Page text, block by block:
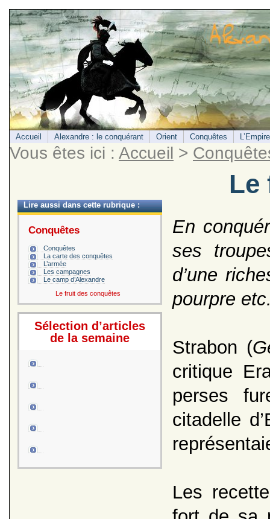
Accueil Alexandre : le conquérant Orient Conquêtes L’Empire
Vous êtes ici : Accueil >
Lire aussi dans cette rubrique :
Conquêtes
Conquêtes
La carte des conquêtes
L’armée
Les campagnes
Le camp d’Alexandre
Le fruit des conquêtes
Sélection d’articles
de la semaine
Le
En
ses
d’une
pourpre
Strabon (
critique
perses
citadelle
Les